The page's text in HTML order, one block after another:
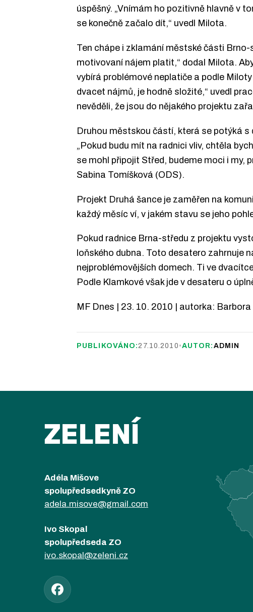
úspěšný. „Vnímám ho pozitivně hlavně v
se konečně začalo dít,“ uvedl Milota.
Ten chápe i zklamání městské části Brno-
motivovaní nájem platit,“ dodal Milota.
vybírá problémové neplatiče a podle
dvacet nájmů, je hodně složité,“ uvedl
nevěděli, že jsou do nějakého projektu
Druhou městskou částí, která se potýká s
„Pokud budu mít na radnici vliv, chtěla
se mohl připojit Střed, budeme moci i
Sabina Tomíšková (ODS).
Projekt Druhá šance je zaměřen na
každý měsíc ví, v jakém stavu se jeho
Pokud radnice Brna-středu z projektu
loňského dubna. Toto desatero zahrnuje
nejproblémovějších domech. Ti ve
Podle Klamkové však jde v desateru o
MF Dnes | 23. 10. 2010 | autorka:
PUBLIKOVÁNO:27.10.2010 •AUTOR: ADMIN
ZELENÍ
Adéla Mišove
spolupředsedkyně ZO
adela.misove@gmail.com
Ivo Skopal
spolupředseda ZO
ivo.skopal@zeleni.cz